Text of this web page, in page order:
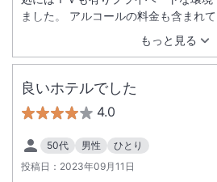
もっと見る
ました。 アルコールの料金も含まれ
もらえばせっかく酒どころの越後なの
がもう少し欲しかったです。 温泉卵
た。 温泉については８Ｆ、７Ｆの風
良いホテルでした
4.0
50代 男性
ひとり
投稿日： 2023年09月11日